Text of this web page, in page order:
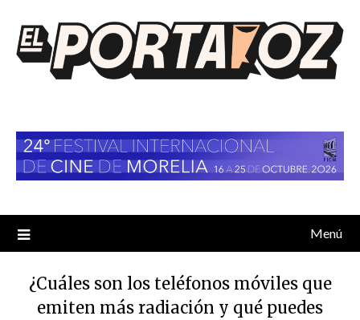
contenido
Menú
¿Cuáles son los teléfonos móviles que
emiten más radiación y qué puedes